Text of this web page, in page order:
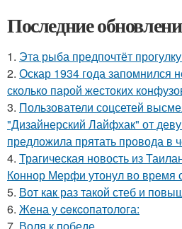
Последние
1. Эта рыба предпочтёт
2. Оскар 1934 года запомнился
сколько парой жестоких
3. Пользователи соцсетей
"Дизайнерский Лайфхак" от
предложила прятать провода в
4. Трагическая новость из
Коннор Мерфи утонул во время
5. Вот как раз такой стеб и
6. Жена у ceкcопатолога: